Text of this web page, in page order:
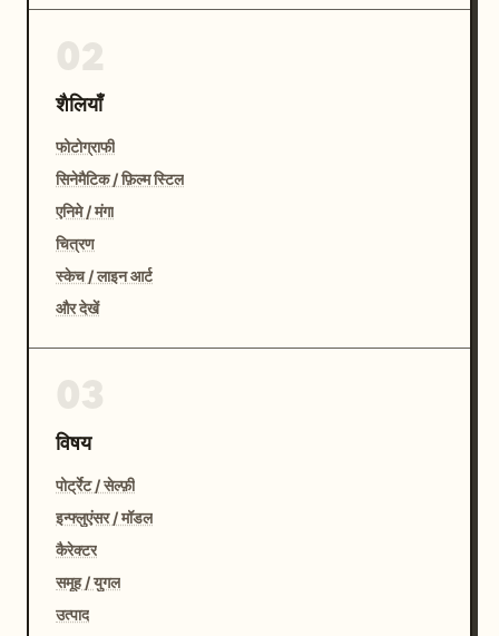
शैलियाँ
फोटोग्राफी
सिनेमैटिक / फ़िल्म स्टिल
एनिमे / मंगा
चित्रण
स्केच / लाइन आर्ट
और देखें
विषय
पोर्ट्रेट / सेल्फ़ी
इन्फ्लुएंसर / मॉडल
कैरेक्टर
समूह / युगल
उत्पाद